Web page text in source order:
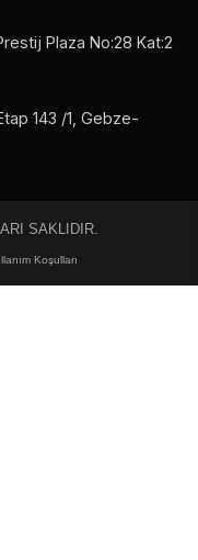
Plaza No:28 Kat:2
143 /1, Gebze-
SAKLIDIR.
Koşulları